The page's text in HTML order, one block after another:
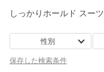
しっかりホールド スーツ
性別
保存した検索条件